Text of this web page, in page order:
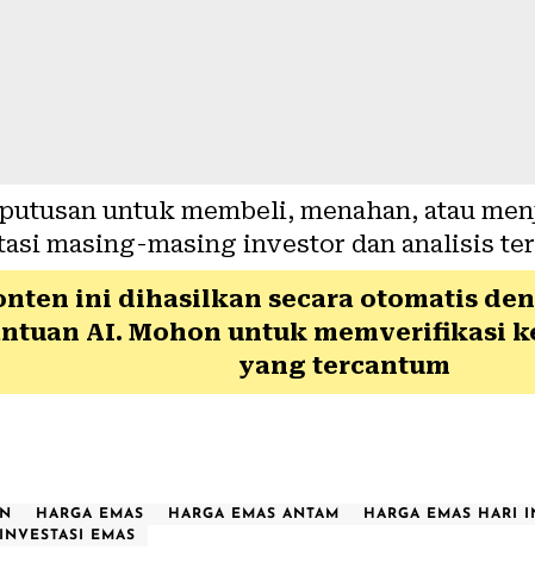
untuk membeli, menahan, atau
masing-masing investor dan analisis
ini dihasilkan secara otomatis
AI. Mohon untuk memverifikasi
yang tercantum
HARGA EMAS HARGA EMAS ANTAM HARGA EMAS HARI
INVESTASI EMAS